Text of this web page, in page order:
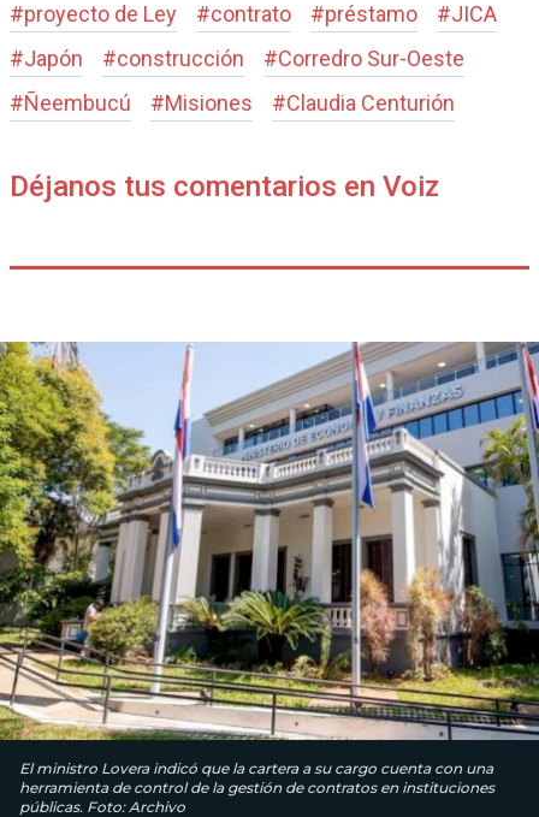
#proyecto de Ley #contrato #préstamo #JICA
#Japón #construcción #Corredro Sur-Oeste
#Ñeembucú #Misiones #Claudia Centurión
Déjanos tus comentarios en Voiz
El ministro Lovera indicó que la cartera a su cargo cuenta con una
herramienta de control de la gestión de contratos en instituciones
públicas. Foto: Archivo